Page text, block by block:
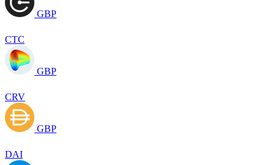
GBP
CTC
GBP
CRV
GBP
DAI